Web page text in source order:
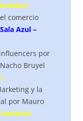
comercio
Azul –
por
Bruyel
y la
por Mauro